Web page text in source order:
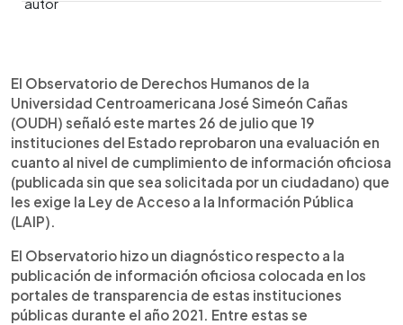
Escuchar artículo
El Observatorio de Derechos Humanos de la
Universidad Centroamericana José Simeón Cañas
(OUDH) señaló este martes 26 de julio que 19
instituciones del Estado reprobaron una evaluación en
cuanto al nivel de cumplimiento de información oficiosa
(publicada sin que sea solicitada por un ciudadano) que
les exige la Ley de Acceso a la Información Pública
(LAIP).
El Observatorio hizo un diagnóstico respecto a la
publicación de información oficiosa colocada en los
portales de transparencia de estas instituciones
públicas durante el año 2021. Entre estas se